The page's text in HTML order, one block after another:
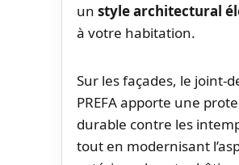
un style architectural
à votre habitation.
Sur les façades, le joint-
PREFA apporte une
durable contre les
tout en modernisant